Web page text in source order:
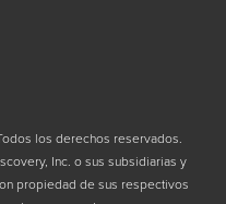
los derechos reservados.
Inc. o sus subsidiarias y
propiedad de sus respectivos